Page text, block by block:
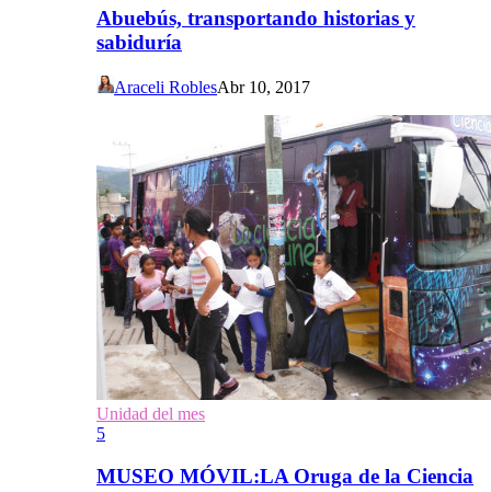
Abuebús, transportando historias y
sabiduría
Araceli RoblesAbr 10, 2017
Unidad del mes
5
MUSEO MÓVIL:LA Oruga de la Ciencia